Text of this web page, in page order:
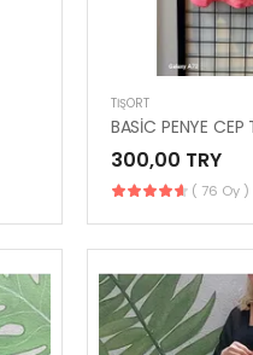
TIŞÖRT
300,00 TRY
( 76 Oy )